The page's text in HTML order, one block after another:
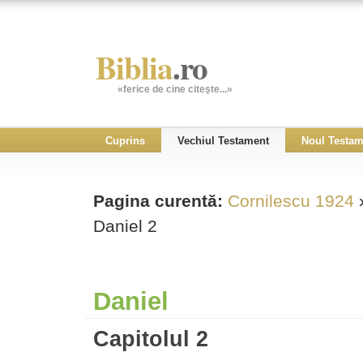
Biblia.ro
«ferice de cine citeşte...»
Cuprins Vechiul Testament Noul
Pagina curentă: Cornilescu 1924
Daniel 2
Daniel
Capitolul 2